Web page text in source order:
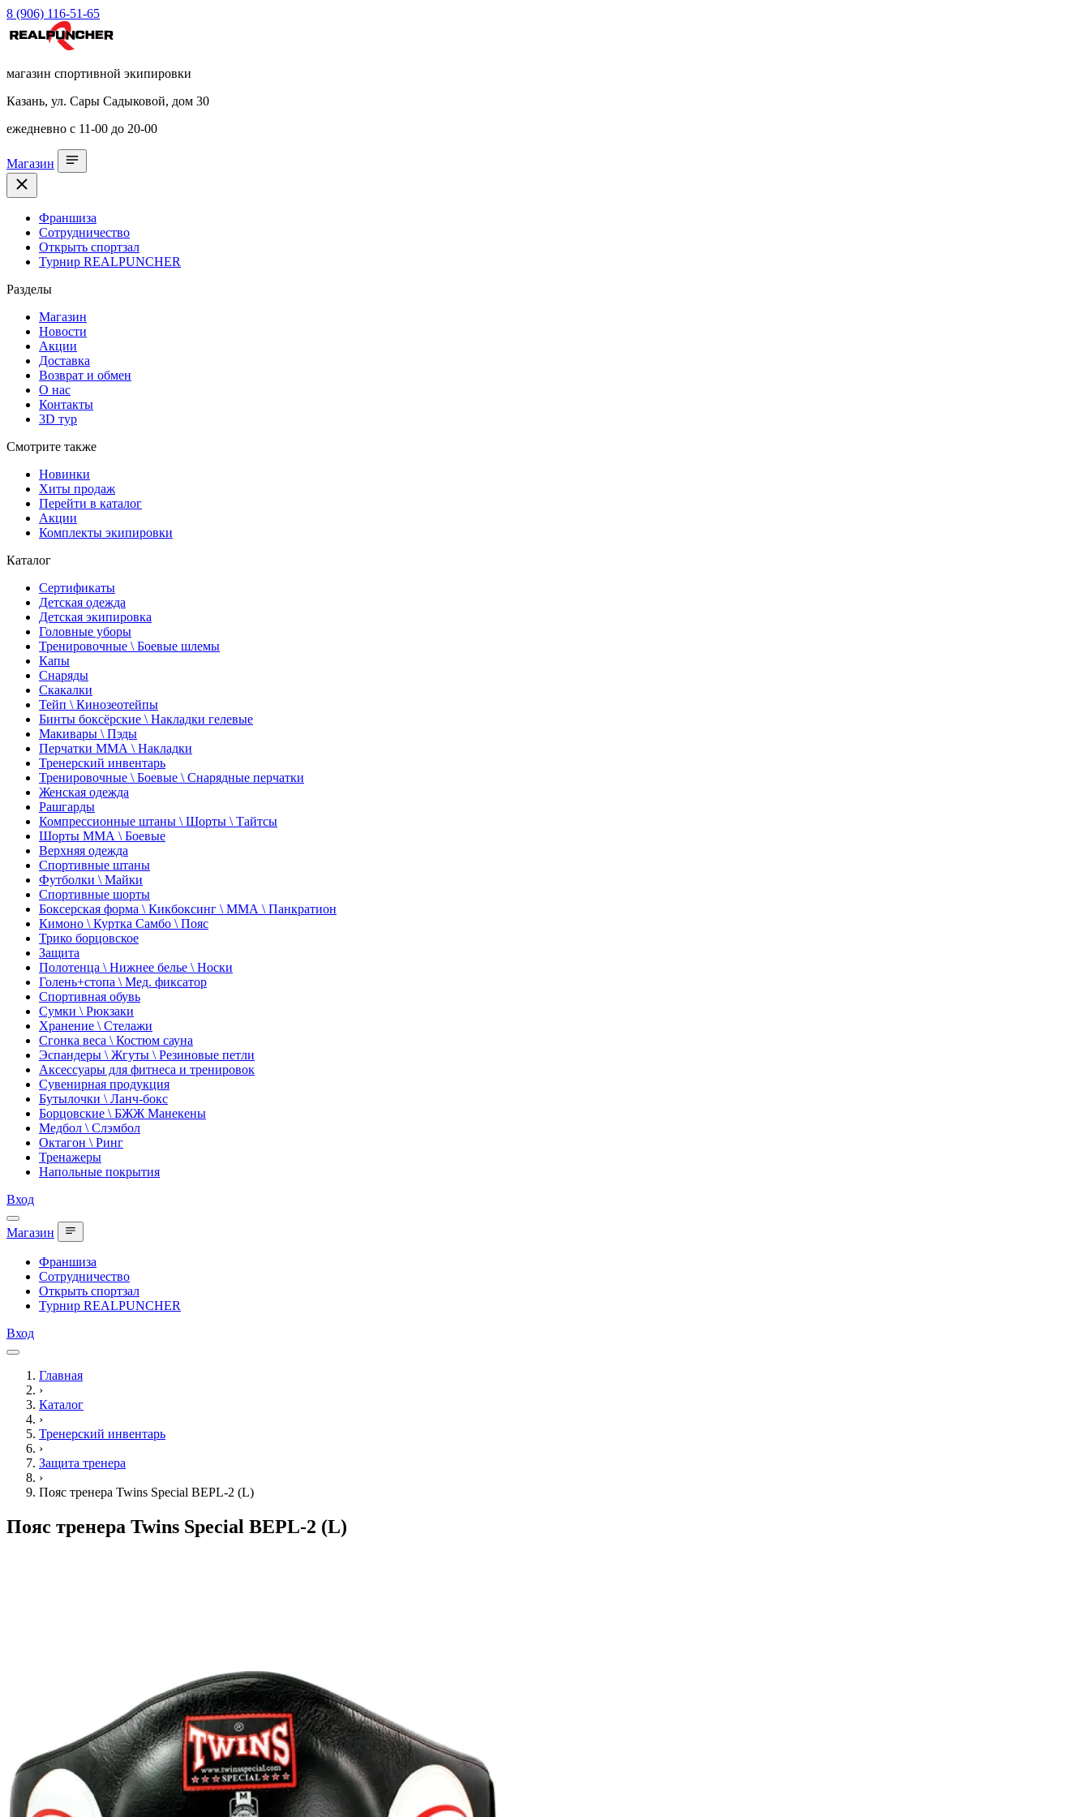
8 (906) 116-51-65
магазин спортивной экипировки
Казань, ул. Сары Садыковой, дом 30
ежедневно с 11-00 до 20-00
Магазин
Франшиза
Сотрудничество
Открыть спортзал
Турнир REALPUNCHER
Разделы
Магазин
Новости
Акции
Доставка
Возврат и обмен
О нас
Контакты
3D тур
Смотрите также
Новинки
Хиты продаж
Перейти в каталог
Акции
Комплекты экипировки
Каталог
Сертификаты
Детская одежда
Детская экипировка
Головные уборы
Тренировочные \ Боевые шлемы
Капы
Снаряды
Скакалки
Тейп \ Кинозеотейпы
Бинты боксёрские \ Накладки гелевые
Макивары \ Пэды
Перчатки ММА \ Накладки
Тренерский инвентарь
Тренировочные \ Боевые \ Снарядные перчатки
Женская одежда
Рашгарды
Компрессионные штаны \ Шорты \ Тайтсы
Шорты ММА \ Боевые
Верхняя одежда
Спортивные штаны
Футболки \ Майки
Спортивные шорты
Боксерская форма \ Кикбоксинг \ ММА \ Панкратион
Кимоно \ Куртка Самбо \ Пояс
Трико борцовское
Защита
Полотенца \ Нижнее белье \ Носки
Голень+стопа \ Мед. фиксатор
Спортивная обувь
Сумки \ Рюкзаки
Хранение \ Стелажи
Сгонка веса \ Костюм сауна
Эспандеры \ Жгуты \ Резиновые петли
Аксессуары для фитнеса и тренировок
Сувенирная продукция
Бутылочки \ Ланч-бокс
Борцовские \ БЖЖ Манекены
Медбол \ Слэмбол
Октагон \ Ринг
Тренажеры
Напольные покрытия
Вход
Магазин
Франшиза
Сотрудничество
Открыть спортзал
Турнир REALPUNCHER
Вход
Главная
›
Каталог
›
Тренерский инвентарь
›
Защита тренера
›
Пояс тренера Twins Special BEPL-2 (L)
Пояс тренера Twins Special BEPL-2 (L)